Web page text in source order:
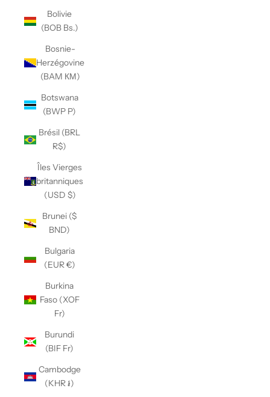
Bolivie
(BOB Bs.)
Bosnie-
Herzégovine
(BAM КМ)
Botswana
(BWP P)
Brésil (BRL
R$)
Îles Vierges
britanniques
(USD $)
Brunei ($
BND)
Bulgaria
(EUR €)
Burkina
Faso (XOF
Fr)
Burundi
(BIF Fr)
Cambodge
(KHR ៛)